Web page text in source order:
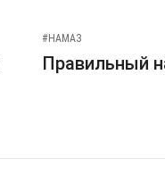
#НАМАЗ
Правильный